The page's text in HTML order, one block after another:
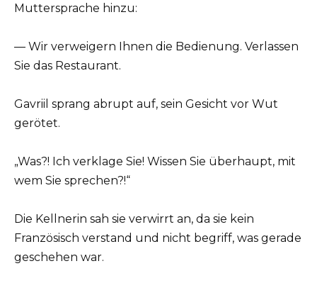
Muttersprache hinzu:
— Wir verweigern Ihnen die Bedienung. Verlassen
Sie das Restaurant.
Gavriil sprang abrupt auf, sein Gesicht vor Wut
gerötet.
„Was?! Ich verklage Sie! Wissen Sie überhaupt, mit
wem Sie sprechen?!“
Die Kellnerin sah sie verwirrt an, da sie kein
Französisch verstand und nicht begriff, was gerade
geschehen war.